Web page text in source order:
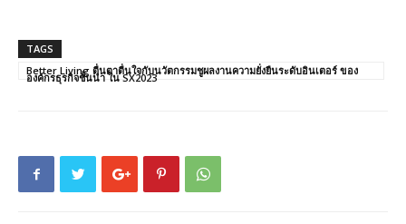
TAGS
Better Living ตื่นตาตื่นใจกับนวัตกรรมชูผลงานความยั่งยืนระดับอินเตอร์ ของ
องค์กรธุรกิจชั้นนำ ใน SX2023